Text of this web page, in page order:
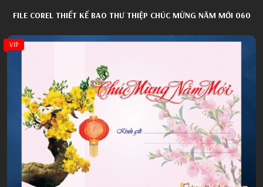
FILE COREL THIẾT KẾ BAO THƯ THIỆP CHÚC MỪNG NĂM MỚI 060
VIP